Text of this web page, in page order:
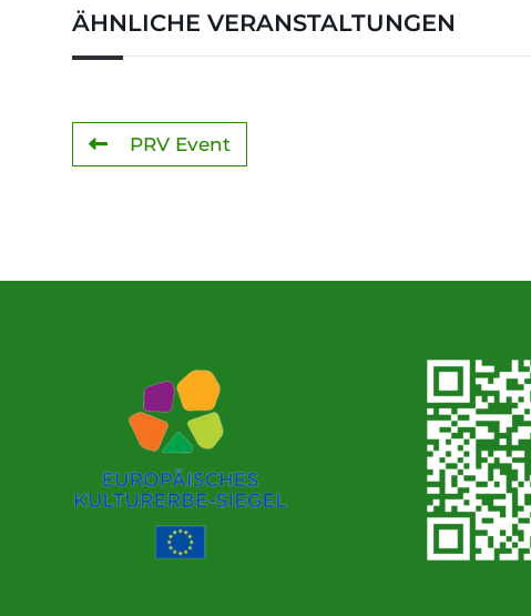
ÄHNLICHE VERANSTALTUNGEN
PRV Event